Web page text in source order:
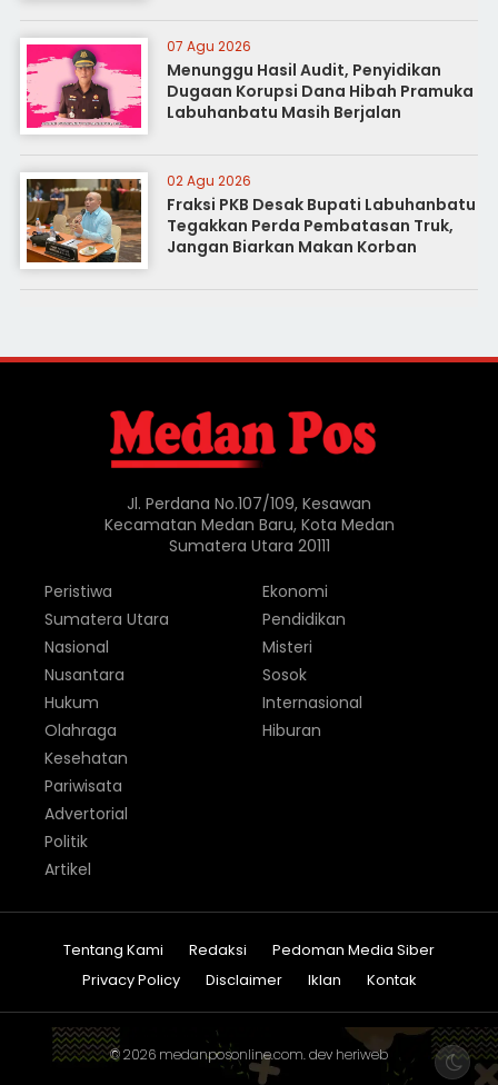
07 Agu 2026
Menunggu Hasil Audit, Penyidikan
Dugaan Korupsi Dana Hibah Pramuka
Labuhanbatu Masih Berjalan
02 Agu 2026
Fraksi PKB Desak Bupati Labuhanbatu
Tegakkan Perda Pembatasan Truk,
Jangan Biarkan Makan Korban
Jl. Perdana No.107/109, Kesawan
Kecamatan Medan Baru, Kota Medan
Sumatera Utara 20111
Peristiwa
Sumatera Utara
Nasional
Nusantara
Hukum
Olahraga
Ekonomi
Pendidikan
Misteri
Sosok
Internasional
Hiburan
Kesehatan
Pariwisata
Advertorial
Politik
Artikel
Tentang Kami Redaksi
Pedoman Media Siber
Privacy Policy
Disclaimer Iklan Kontak
© 2026 medanposonline.com. dev heriweb